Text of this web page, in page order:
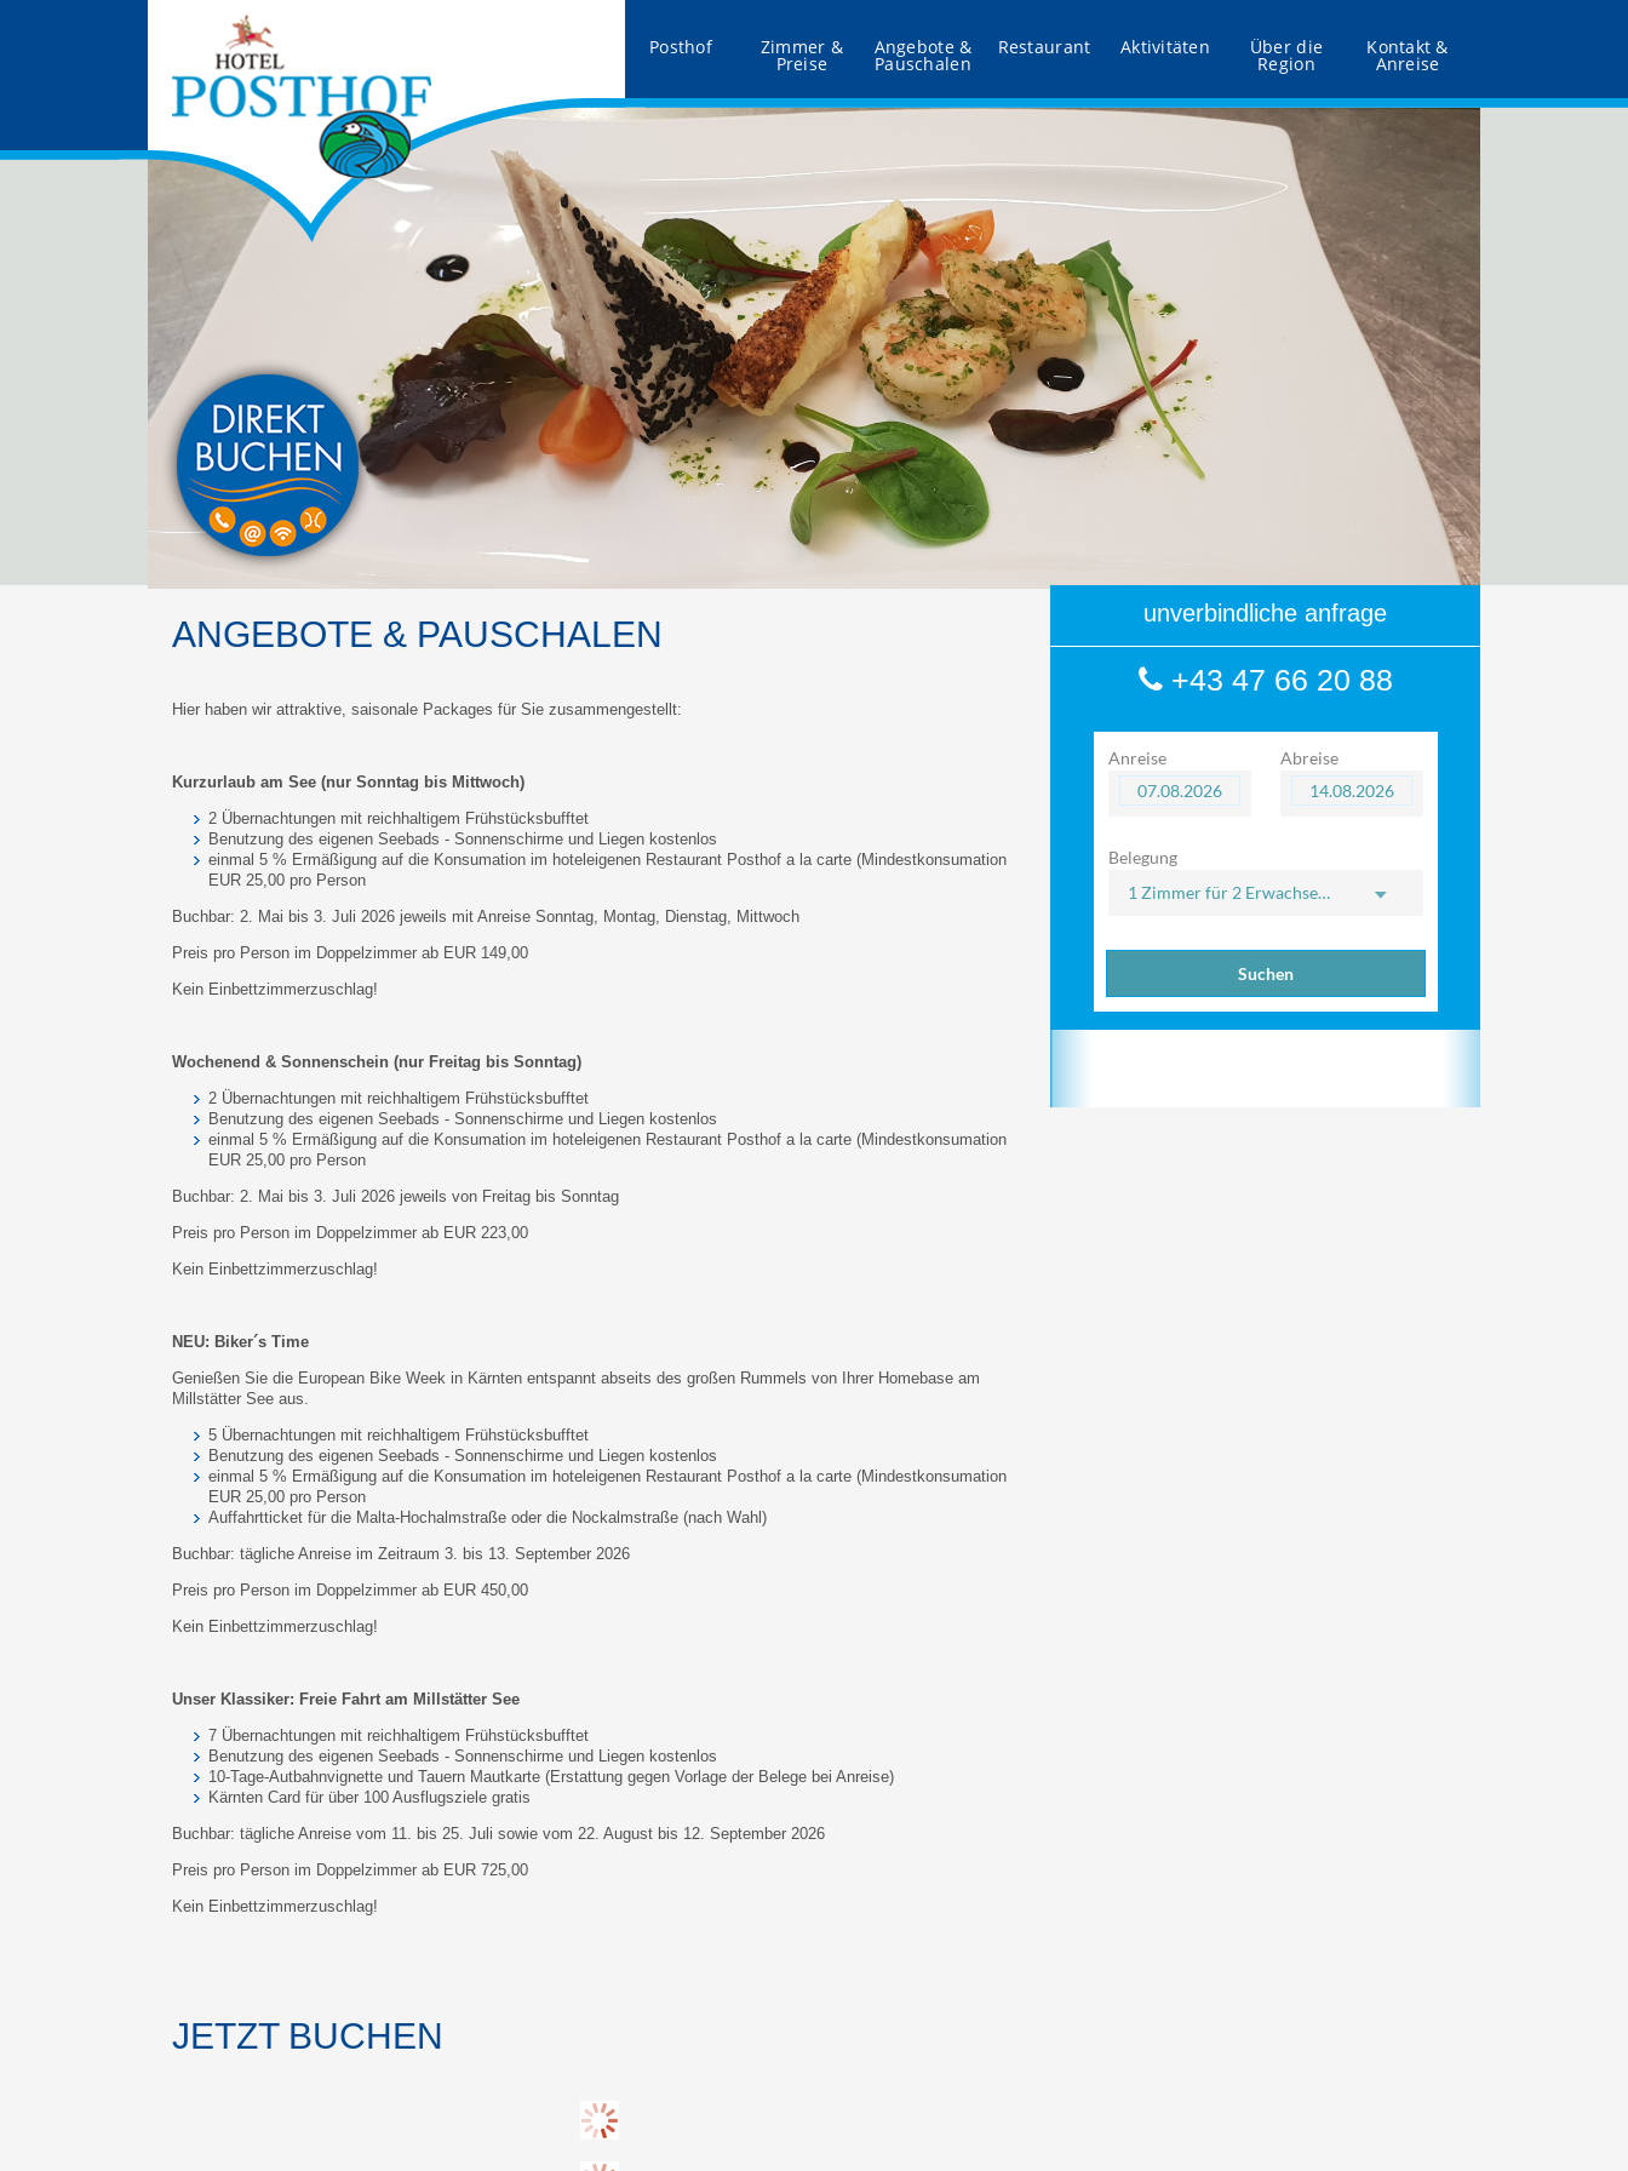
Posthof Zimmer &
Preise
Angebote &
Pauschalen
Restaurant Aktivitäten Über die
Region
Kontakt &
Anreise
ANGEBOTE & PAUSCHALEN
Hier haben wir attraktive, saisonale Packages für Sie zusammengestellt:
Kurzurlaub am See (nur Sonntag bis Mittwoch)
2 Übernachtungen mit reichhaltigem Frühstücksbufftet
Benutzung des eigenen Seebads - Sonnenschirme und Liegen kostenlos
einmal 5 % Ermäßigung auf die Konsumation im hoteleigenen Restaurant Posthof a la carte (Mindestkonsumation
EUR 25,00 pro Person
Buchbar: 2. Mai bis 3. Juli 2026 jeweils mit Anreise Sonntag, Montag, Dienstag, Mittwoch
Preis pro Person im Doppelzimmer ab EUR 149,00
Kein Einbettzimmerzuschlag!
Wochenend & Sonnenschein (nur Freitag bis Sonntag)
2 Übernachtungen mit reichhaltigem Frühstücksbufftet
Benutzung des eigenen Seebads - Sonnenschirme und Liegen kostenlos
einmal 5 % Ermäßigung auf die Konsumation im hoteleigenen Restaurant Posthof a la carte (Mindestkonsumation
EUR 25,00 pro Person
Buchbar: 2. Mai bis 3. Juli 2026 jeweils von Freitag bis Sonntag
Preis pro Person im Doppelzimmer ab EUR 223,00
Kein Einbettzimmerzuschlag!
NEU: Biker´s Time
Genießen Sie die European Bike Week in Kärnten entspannt abseits des großen Rummels von Ihrer Homebase am
Millstätter See aus.
5 Übernachtungen mit reichhaltigem Frühstücksbufftet
Benutzung des eigenen Seebads - Sonnenschirme und Liegen kostenlos
einmal 5 % Ermäßigung auf die Konsumation im hoteleigenen Restaurant Posthof a la carte (Mindestkonsumation
EUR 25,00 pro Person
Auffahrtticket für die Malta-Hochalmstraße oder die Nockalmstraße (nach Wahl)
Buchbar: tägliche Anreise im Zeitraum 3. bis 13. September 2026
Preis pro Person im Doppelzimmer ab EUR 450,00
Kein Einbettzimmerzuschlag!
Unser Klassiker: Freie Fahrt am Millstätter See
7 Übernachtungen mit reichhaltigem Frühstücksbufftet
Benutzung des eigenen Seebads - Sonnenschirme und Liegen kostenlos
10-Tage-Autbahnvignette und Tauern Mautkarte (Erstattung gegen Vorlage der Belege bei Anreise)
Kärnten Card für über 100 Ausflugsziele gratis
Buchbar: tägliche Anreise vom 11. bis 25. Juli sowie vom 22. August bis 12. September 2026
Preis pro Person im Doppelzimmer ab EUR 725,00
Kein Einbettzimmerzuschlag!
JETZT BUCHEN
unverbindliche anfrage
+43 47 66 20 88
Anreise Abreise
Belegung
1 Zimmerfür 2 Erwachsene
Suchen